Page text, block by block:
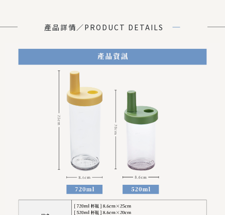
產品詳情／PRODUCT DETAILS